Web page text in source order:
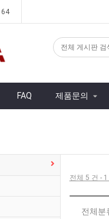
64
FAQ 제품문의
전체 5 건 - 1
전체분